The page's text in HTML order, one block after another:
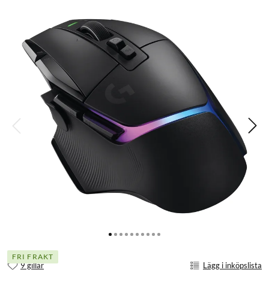
FRI FRAKT
9 gillar Lägg i inköpslista